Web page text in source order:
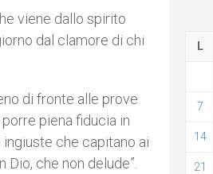
viene dallo spirito
dal clamore di chi
di fronte alle prove
piena fiducia in
ingiuste che capitano ai
che non delude”.
L
7
14
21